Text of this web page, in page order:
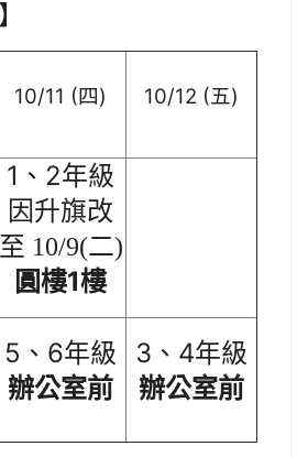
】
10/11 (四) 10/12 (五)
1 、 2年級
因升旗改
至 10/9(二)
圓樓1樓
5 、 6年級
辦公室前
3 、 4年級
辦公室前